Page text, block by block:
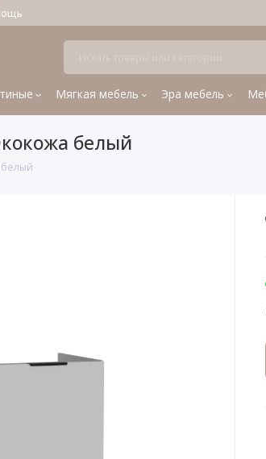
Мягкая мебель Эра мебель
белый